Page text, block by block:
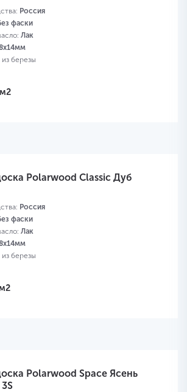
Россия
фаски
Лак
березы
м2
Polarwood Classic Дуб
Россия
фаски
Лак
березы
Polarwood Space Ясень